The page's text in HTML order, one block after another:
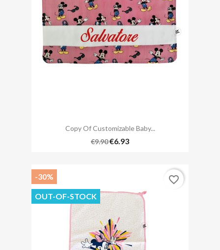
Copy Of Customizable Baby...
€9.90€6.93
-30%
OUT-OF-STOCK
favorite_border